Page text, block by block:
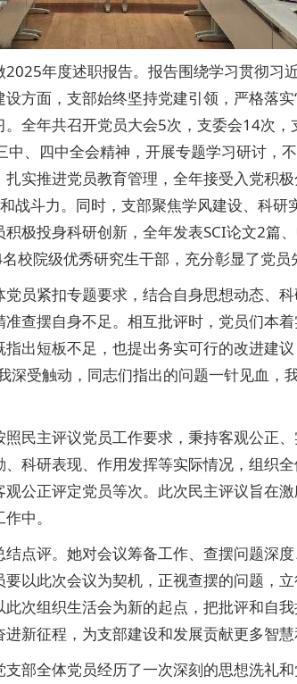
年度述职报告。报告围绕学习贯彻习
方面，支部始终坚持党建引领，严格落
全年共召开党员大会5次，支委会14次
、四中全会精神，开展专题学习研讨，
实推进党员教育管理，全年接受入党积
战斗力。同时，支部聚焦学风建设、科
极投身科研创新，全年发表SCI论文2篇
校院级优秀研究生干部，充分彰显了党员
员紧扣专题要求，结合自身思想动态、
查摆自身不足。相互批评时，党员们本
出短板不足，也提出务实可行的改进建
深受触动，同志们指出的问题一针见血，
民主评议党员工作要求，秉持客观公正
科研表现、作用发挥等实际情况，组织
公正评定党员等次。此次民主评议旨在
中。
点评。她对会议筹备工作、查摆问题深
以此次会议为契机，正视查摆的问题，
次组织生活会为新的起点，把批评和自
新征程，为支部建设和发展贡献更多智慧
部全体党员经历了一次深刻的思想洗礼